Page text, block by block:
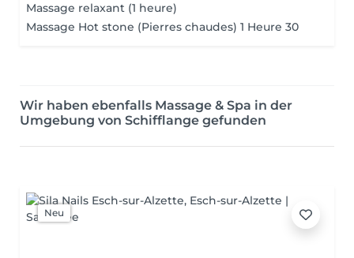
Massage relaxant (1 heure)
Massage Hot stone (Pierres chaudes) 1 Heure 30
Wir haben ebenfalls Massage & Spa in der
Umgebung von Schifflange gefunden
Neu